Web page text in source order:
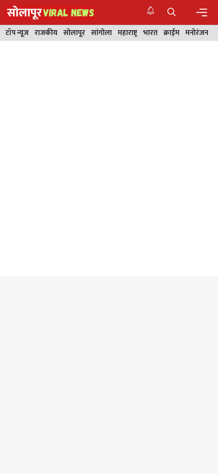
Skip
to
content
टॉप न्यूज राजकीय सोलापूर सांगोला महाराष्ट्र भारत क्राईम मनोरंजन